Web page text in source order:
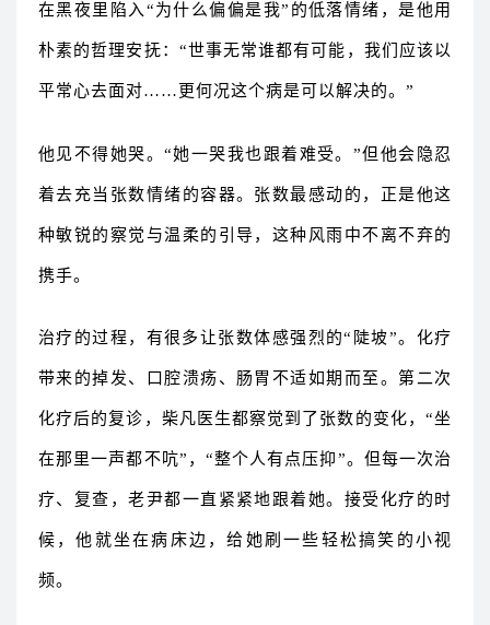
在黑夜里陷入“为什么偏偏是我”的低落情绪，是他用
朴素的哲理安抚：“世事无常谁都有可能，我们应该以
平常心去面对……更何况这个病是可以解决的。”
他见不得她哭。“她一哭我也跟着难受。”但他会隐忍
着去充当张数情绪的容器。张数最感动的，正是他这
种敏锐的察觉与温柔的引导，这种风雨中不离不弃的
携手。
治疗的过程，有很多让张数体感强烈的“陡坡”。化疗
带来的掉发、口腔溃疡、肠胃不适如期而至。第二次
化疗后的复诊，柴凡医生都察觉到了张数的变化，“坐
在那里一声都不吭”，“整个人有点压抑”。但每一次治
疗、复查，老尹都一直紧紧地跟着她。接受化疗的时
候，他就坐在病床边，给她刷一些轻松搞笑的小视
频。